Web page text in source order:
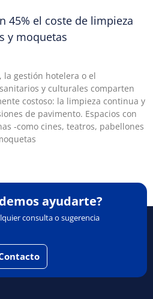
45% el coste de limpieza
y moquetas
la gestión hotelera o el
y culturales comparten
costoso: la limpieza continua y
de pavimento. Espacios con
-como cines, teatros, pabellones
ayudarte?
consulta o sugerencia